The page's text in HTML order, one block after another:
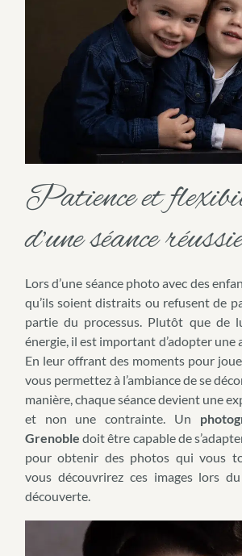
Patience et
d’une séance
Lors d’une séance photo avec des
qu’ils soient distraits ou refusent de
partie du processus. Plutôt que de
énergie, il est important d’adopter une
En leur offrant des moments pour
vous permettez à l’ambiance de se
manière, chaque séance devient une
et non une contrainte. Un
Grenoble doit être capable de
pour obtenir des photos qui vous
vous découvrirez ces images lors
découverte.